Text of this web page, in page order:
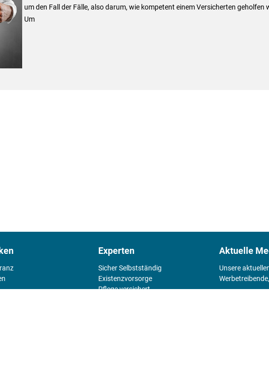
um den Fall der Fälle, also darum, wie kompetent einem Versicherten geholfen
Um
Experten
Sicher Selbstständig
Existenz­vorsorge
Pflege versichert
Aktuelle
Unsere